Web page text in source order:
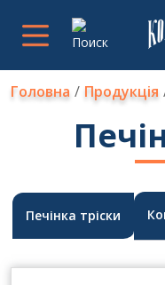
Головна Продукція
Печінка тріски